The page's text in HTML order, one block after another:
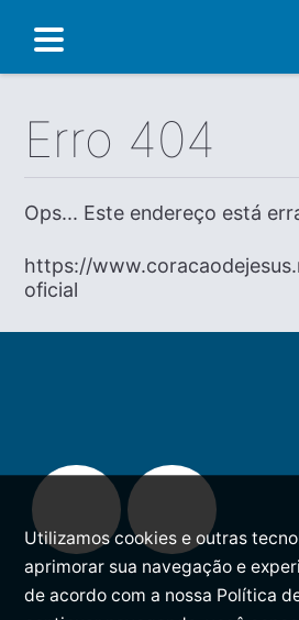
Erro 404
Ops... Este endereço está
https://
oficial
Utilizamos cookies e outras
aprimorar sua navegação e
de acordo com a nossa Política